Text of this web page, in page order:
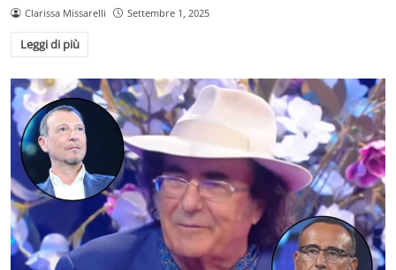
Clarissa Missarelli Settembre 1, 2025
Leggi di più